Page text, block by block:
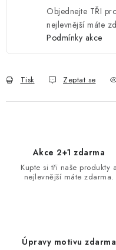
Objednejte TŘI
nejlevnější máte
Podmínky akce
Tisk Zeptat se
Akce 2+1 zdarma
Kupte si tři naše produkty a
nejlevnější máte zdarma.
Úpravy motivu zdarma